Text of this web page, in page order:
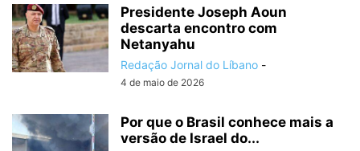
Presidente Joseph Aoun
descarta encontro com
Netanyahu
Redação Jornal do Líbano -
4 de maio de 2026
Por que o Brasil conhece mais a
versão de Israel do...